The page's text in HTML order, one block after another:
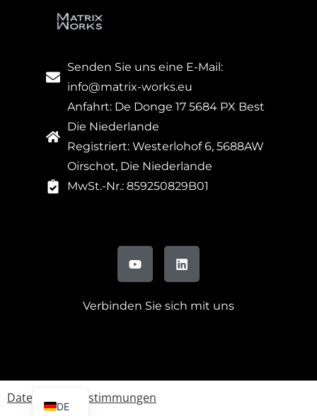
Senden Sie uns eine E-Mail:
info@matrix-works.eu
Anfahrt: De Donge 17 5684 PX Best
Die Niederlande
Registriert: Westerlohof 6, 5688AW
Oirschot, Die Niederlande
MwSt.-Nr.: 859250829B01
Verbinden Sie sich mit uns
Datenschutzbestimmungen
DE
EN